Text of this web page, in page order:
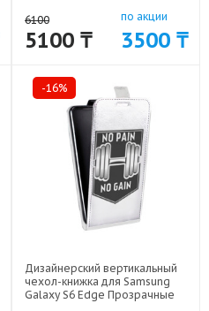
18332
6100
5100 ₸
по акции
3500 ₸
-16%
Дизайнерский вертикальный
чехол-книжка для Samsung
Galaxy S6 Edge Прозрачные